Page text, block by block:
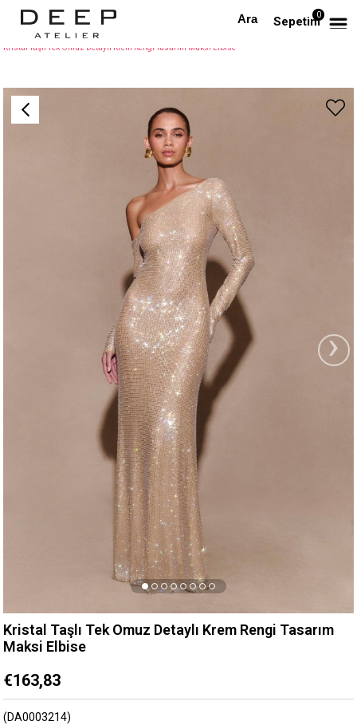
Sepetim0
Anasayfa TÜM ELBİSELER
Kristal Taşlı Tek Omuz Detaylı Krem Rengi Tasarım Maksi Elbise
›
Kristal Taşlı Tek Omuz Detaylı Krem Rengi Tasarım
Maksi Elbise
€163,83
(DA0003214)